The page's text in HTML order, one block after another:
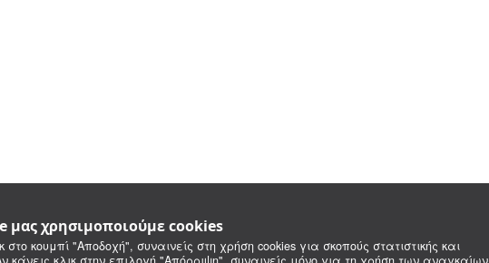
μας χρησιμοποιούμε cookies
στο κουμπί "Αποδοχή", συναινείς στη χρήση cookies για σκοπούς στατιστικής και